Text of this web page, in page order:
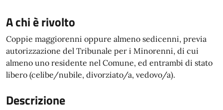
A chi è rivolto
Coppie maggiorenni oppure almeno sedicenni, previa
autorizzazione del Tribunale per i Minorenni, di cui
almeno uno residente nel Comune, ed entrambi di stato
libero (celibe/nubile, divorziato/a, vedovo/a).
Descrizione